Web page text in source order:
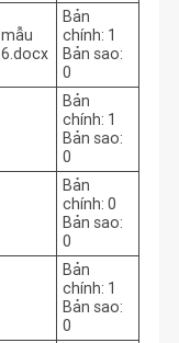
mẫu
6.docx
Bản
chính: 1
Bản sao:
0
Bản
chính: 1
Bản sao:
0
Bản
chính: 0
Bản sao:
0
Bản
chính: 1
Bản sao:
0